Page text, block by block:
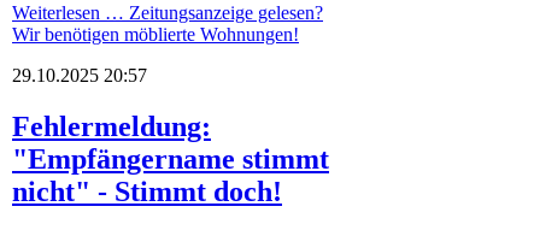
Weiterlesen … Zeitungsanzeige gelesen?
Wir benötigen möblierte Wohnungen!
29.10.2025 20:57
Fehlermeldung:
"Empfängername stimmt
nicht" - Stimmt doch!